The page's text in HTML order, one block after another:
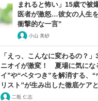
まれると怖い」15歳で被
医者が激怒…彼女の人生
衝撃的な一言”
小山 美砂
「えっ、こんなに変わるの？
ニオイが激変！ 夏場に気にな
イ”や“ベタつき”を解消する、
リスト”が生み出した徹底ケア
二瓶 仁志